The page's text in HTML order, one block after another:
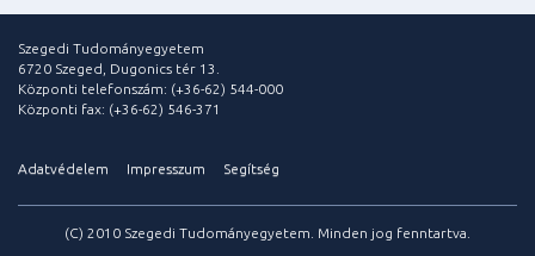
Szegedi Tudományegyetem
6720 Szeged, Dugonics tér 13.
Központi telefonszám: (+36-62) 544-000
Központi fax: (+36-62) 546-371
Adatvédelem Impresszum Segítség
(C) 2010 Szegedi Tudományegyetem. Minden jog fenntartva.